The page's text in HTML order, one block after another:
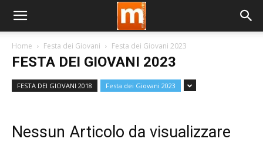
Home Festa dei Giovani Festa dei Giovani 2023
FESTA DEI GIOVANI 2023
FESTA DEI GIOVANI 2018 Festa dei Giovani 2023
Nessun Articolo da visualizzare